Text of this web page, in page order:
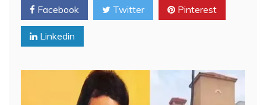
Facebook Twitter Pinterest
Linkedin